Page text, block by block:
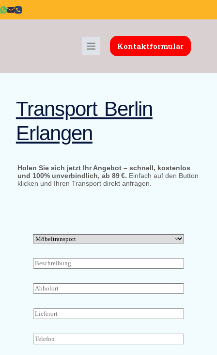
Kontaktformular
Transport Berlin
Erlangen
Holen Sie sich jetzt Ihr Angebot – schnell, kostenlos
und 100% unverbindlich, ab 89 €. Einfach auf den Button
klicken und Ihren Transport direkt anfragen.